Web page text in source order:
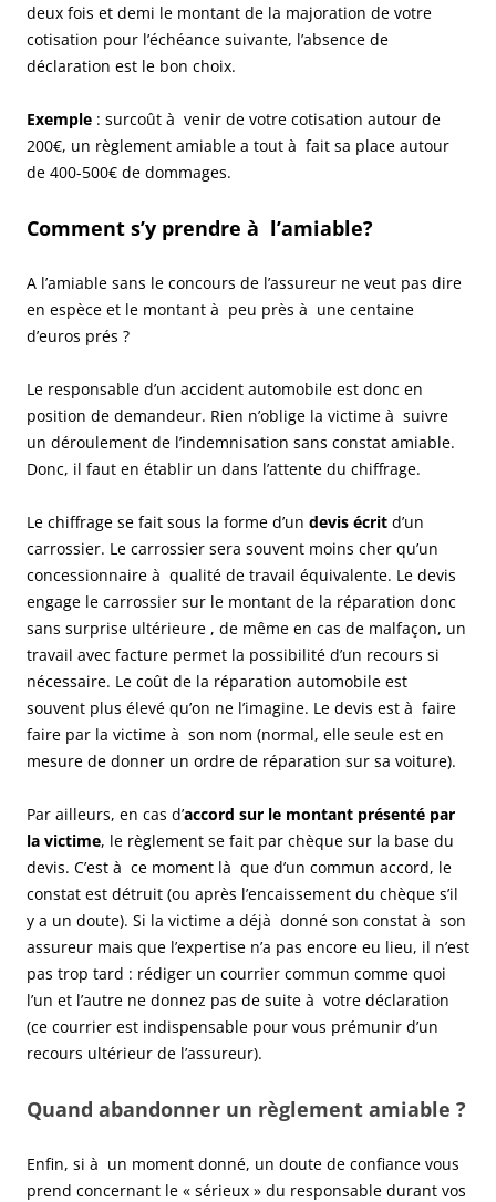
deux fois et demi le montant de la majoration de votre
cotisation pour l’échéance suivante, l’absence de
déclaration est le bon choix.
Exemple : surcoût à venir de votre cotisation autour de
200€, un règlement amiable a tout à fait sa place autour
de 400-500€ de dommages.
Comment s’y prendre à l’amiable?
A l’amiable sans le concours de l’assureur ne veut pas dire
en espèce et le montant à peu près à une centaine
d’euros prés ?
Le responsable d’un accident automobile est donc en
position de demandeur. Rien n’oblige la victime à suivre
un déroulement de l’indemnisation sans constat amiable.
Donc, il faut en établir un dans l’attente du chiffrage.
Le chiffrage se fait sous la forme d’un devis écrit d’un
carrossier. Le carrossier sera souvent moins cher qu’un
concessionnaire à qualité de travail équivalente. Le devis
engage le carrossier sur le montant de la réparation donc
sans surprise ultérieure , de même en cas de malfaçon, un
travail avec facture permet la possibilité d’un recours si
nécessaire. Le coût de la réparation automobile est
souvent plus élevé qu’on ne l’imagine. Le devis est à faire
faire par la victime à son nom (normal, elle seule est en
mesure de donner un ordre de réparation sur sa voiture).
Par ailleurs, en cas d’accord sur le montant présenté par
la victime, le règlement se fait par chèque sur la base du
devis. C’est à ce moment là que d’un commun accord, le
constat est détruit (ou après l’encaissement du chèque s’il
y a un doute). Si la victime a déjà donné son constat à son
assureur mais que l’expertise n’a pas encore eu lieu, il n’est
pas trop tard : rédiger un courrier commun comme quoi
l’un et l’autre ne donnez pas de suite à votre déclaration
(ce courrier est indispensable pour vous prémunir d’un
recours ultérieur de l’assureur).
Quand abandonner un règlement amiable ?
Enfin, si à un moment donné, un doute de confiance vous
prend concernant le « sérieux » du responsable durant vos